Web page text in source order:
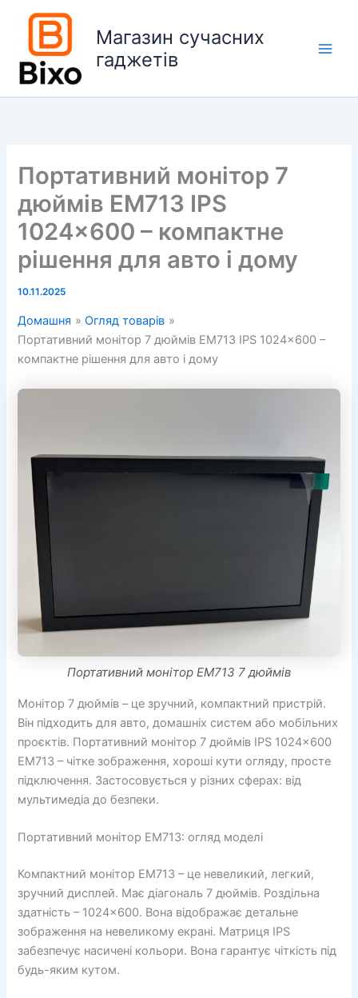
вмісту
Магазин сучасних
гаджетів
Портативний монітор 7
дюймів EM713 IPS
1024×600 – компактне
рішення для авто і дому
10.11.2025
Домашня
Огляд товарів
Портативний монітор 7 дюймів EM713 IPS 1024×600 –
компактне рішення для авто і дому
Портативний монітор EM713 7 дюймів
Монітор 7 дюймів – це зручний, компактний пристрій.
Він підходить для авто, домашніх систем або мобільних
проєктів. Портативний монітор 7 дюймів IPS 1024×600
EM713 – чітке зображення, хороші кути огляду, просте
підключення. Застосовується у різних сферах: від
мультимедіа до безпеки.
Портативний монітор EM713: огляд моделі
Компактний монітор EM713 – це невеликий, легкий,
зручний дисплей. Має діагональ 7 дюймів. Роздільна
здатність – 1024×600. Вона відображає детальне
зображення на невеликому екрані. Матриця IPS
забезпечує насичені кольори. Вона гарантує чіткість під
будь-яким кутом.